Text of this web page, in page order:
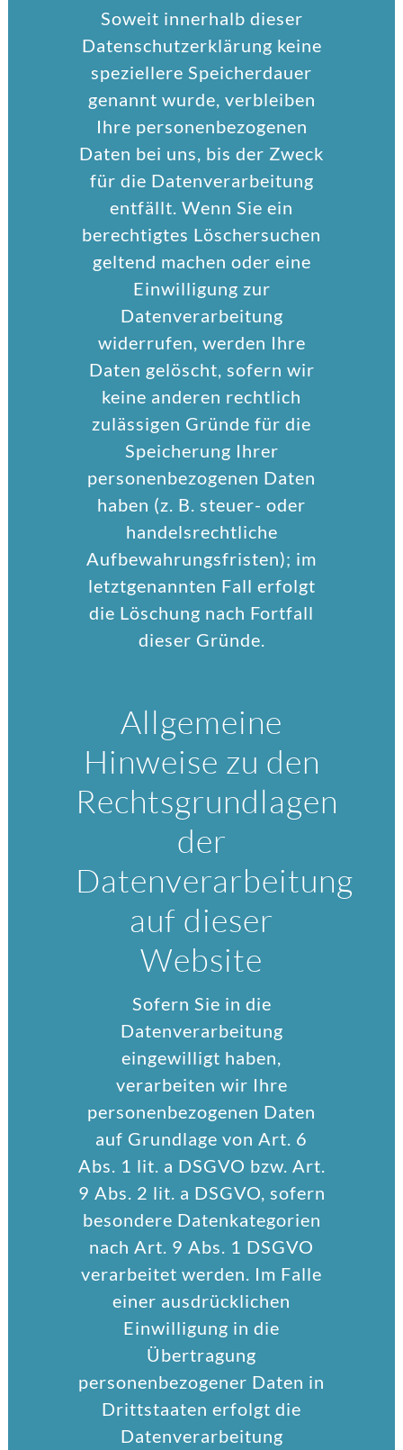
Soweit innerhalb dieser
Datenschutzerklärung keine
speziellere Speicherdauer
genannt wurde, verbleiben
Ihre personenbezogenen
Daten bei uns, bis der Zweck
für die Datenverarbeitung
entfällt. Wenn Sie ein
berechtigtes Löschersuchen
geltend machen oder eine
Einwilligung zur
Datenverarbeitung
widerrufen, werden Ihre
Daten gelöscht, sofern wir
keine anderen rechtlich
zulässigen Gründe für die
Speicherung Ihrer
personenbezogenen Daten
haben (z. B. steuer- oder
handelsrechtliche
Aufbewahrungsfristen); im
letztgenannten Fall erfolgt
die Löschung nach Fortfall
dieser Gründe.
Allgemeine
Hinweise zu den
Rechtsgrundlagen
der
Datenverarbeitung
auf dieser
Website
Sofern Sie in die
Datenverarbeitung
eingewilligt haben,
verarbeiten wir Ihre
personenbezogenen Daten
auf Grundlage von Art. 6
Abs. 1 lit. a DSGVO bzw. Art.
9 Abs. 2 lit. a DSGVO, sofern
besondere Datenkategorien
nach Art. 9 Abs. 1 DSGVO
verarbeitet werden. Im Falle
einer ausdrücklichen
Einwilligung in die
Übertragung
personenbezogener Daten in
Drittstaaten erfolgt die
Datenverarbeitung